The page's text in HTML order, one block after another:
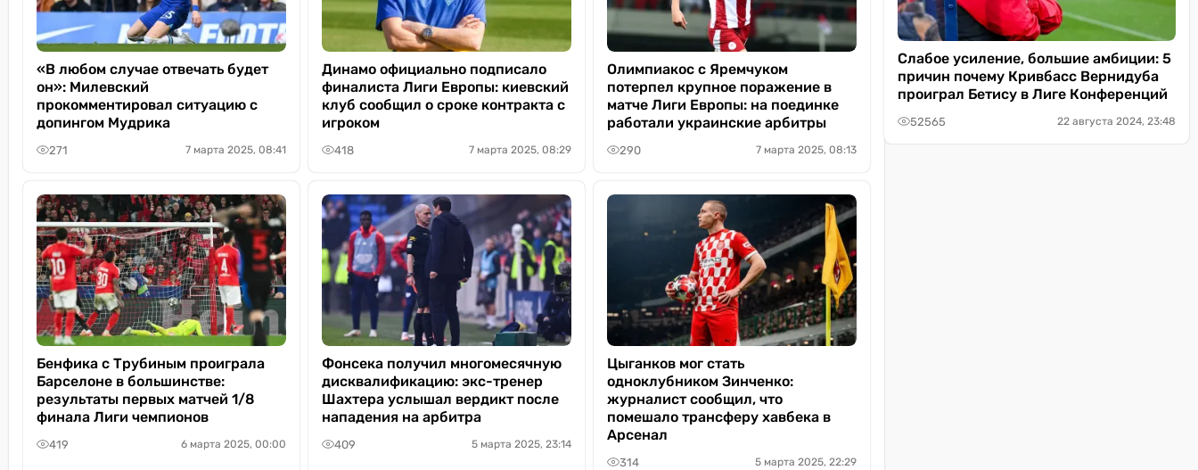
«В любом случае отвечать будет
он»: Милевский
прокомментировал ситуацию с
допингом Мудрика
271 7 марта 2025, 08:41
Динамо официально подписало
финалиста Лиги Европы: киевский
клуб сообщил о сроке контракта с
игроком
418 7 марта 2025, 08:29
Олимпиакос с Яремчуком
потерпел крупное поражение в
матче Лиги Европы: на поединке
работали украинские арбитры
290 7 марта 2025, 08:13
Бенфика с Трубиным проиграла
Барселоне в большинстве:
результаты первых матчей 1/8
финала Лиги чемпионов
419 6 марта 2025, 00:00
Фонсека получил многомесячную
дисквалификацию: экс-тренер
Шахтера услышал вердикт после
нападения на арбитра
409 5 марта 2025, 23:14
Цыганков мог стать
одноклубником Зинченко:
журналист сообщил, что
помешало трансферу хавбека в
Арсенал
314 5 марта 2025, 22:29
Слабое усиление, большие амбиции: 5
причин почему Кривбасс Вернидуба
проиграл Бетису в Лиге Конференций
52565 22 августа 2024, 23:48